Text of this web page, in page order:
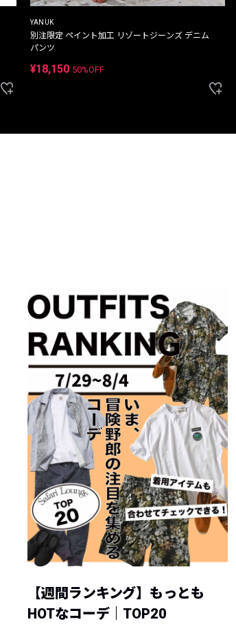
YANUK
別注限定 ペイント加工 リゾートジーンズ デニム
パンツ
¥18,150 50%OFF
【週間ランキング】もっとも
HOTなコーデ｜TOP20